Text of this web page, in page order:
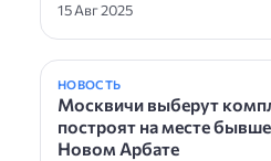
15 Авг 2025
НОВОСТЬ
Москвичи выберут
построят на месте
Новом Арбате